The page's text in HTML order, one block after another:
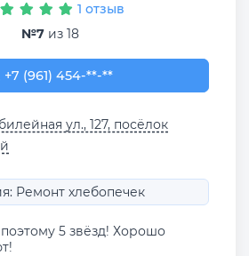
1 отзыв
№7из 18
(961) 454-64-45
+7 (961) 454-**-**
ул., 127, посёлок
Ремонт хлебопечек
5 звёзд! Хорошо